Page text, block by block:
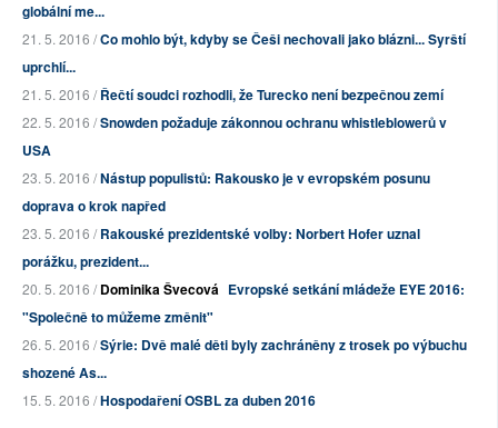
globální me...
21. 5. 2016 /Co mohlo být, kdyby se Češi nechovali jako blázni... Syrští
uprchlí...
21. 5. 2016 /Řečtí soudci rozhodli, že Turecko není bezpečnou zemí
22. 5. 2016 /Snowden požaduje zákonnou ochranu whistleblowerů v
USA
23. 5. 2016 /Nástup populistů: Rakousko je v evropském posunu
doprava o krok napřed
23. 5. 2016 /Rakouské prezidentské volby: Norbert Hofer uznal
porážku, prezident...
20. 5. 2016 /Dominika Švecová Evropské setkání mládeže EYE 2016:
"Společně to můžeme změnit"
26. 5. 2016 /Sýrie: Dvě malé děti byly zachráněny z trosek po výbuchu
shozené As...
15. 5. 2016 /Hospodaření OSBL za duben 2016